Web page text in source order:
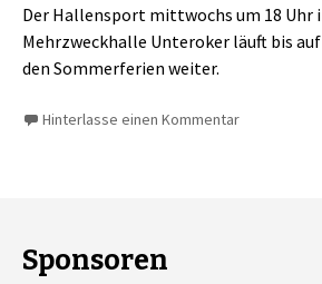
Der Hallensport mittwochs um 18 Uhr
Mehrzweckhalle Unteroker läuft bis
den Sommerferien weiter.
Hinterlasse einen Kommentar
Sponsoren